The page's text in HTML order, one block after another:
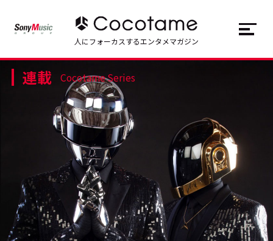
トップ Top
記事一覧 Articles
Series
Cocotameとは About
JP EN
人にフォーカスするエンタメマガジン
連載 Cocotame Series